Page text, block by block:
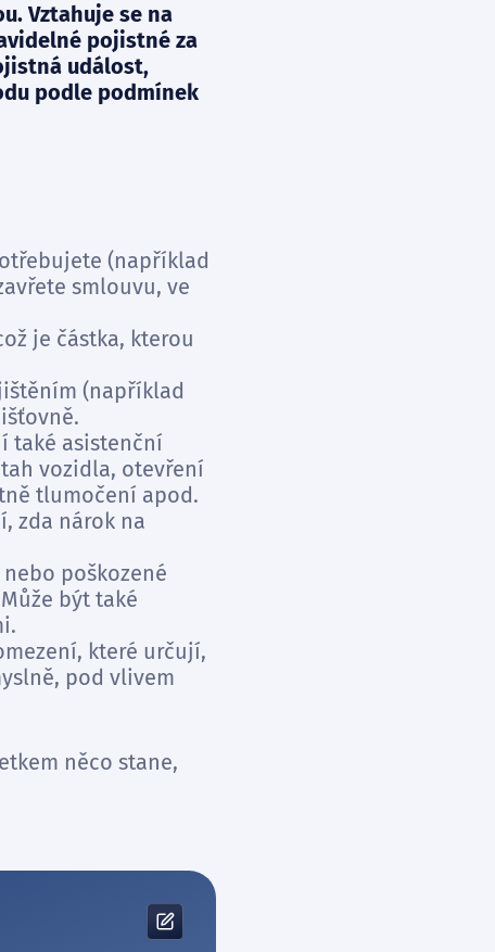
Vztahuje se na
pojistné za
událost,
podle podmínek
(například
smlouvu, ve
je částka, kterou
(například
také asistenční
vozidla, otevření
tlumočení apod.
zda nárok na
poškozené
být také
které určují,
pod vlivem
něco stane,